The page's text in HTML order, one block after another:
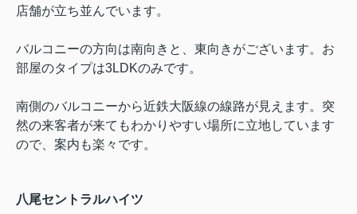
店舗が立ち並んでいます。
バルコニーの方向は南向きと、東向きがございます。お
部屋のタイプは3LDKのみです。
南側のバルコニーから近鉄大阪線の線路が見えます。突
然の来客者が来てもわかりやすい場所に立地しています
ので、案内も楽々です。
八尾セントラルハイツ